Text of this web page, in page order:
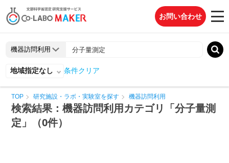
お問い合わせ
地域指定なし 条件クリア
TOP 研究施設・ラボ・実験室を探す 機器訪問利用
検索結果：機器訪問利用カテゴリ「分子量測
定」（0件）